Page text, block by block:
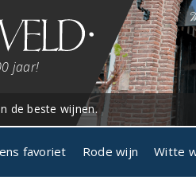
jaar!
de beste wijnen.
favoriet Rode wijn Witte